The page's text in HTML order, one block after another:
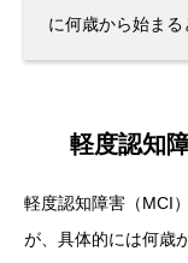
に何歳から始まる
軽度認知
軽度認知障害（MCI
が、具体的には何歳